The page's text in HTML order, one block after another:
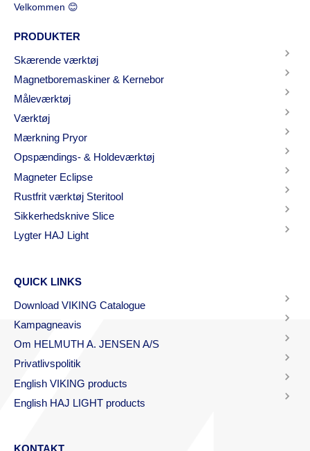
Velkommen 😊
PRODUKTER
Skærende værktøj
Magnetboremaskiner & Kernebor
Måleværktøj
Værktøj
Mærkning Pryor
Opspændings- & Holdeværktøj
Magneter Eclipse
Rustfrit værktøj Steritool
Sikkerhedsknive Slice
Lygter HAJ Light
QUICK LINKS
Download VIKING Catalogue
Kampagneavis
Om HELMUTH A. JENSEN A/S
Privatlivspolitik
English VIKING products
English HAJ LIGHT products